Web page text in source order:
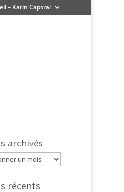
– Karin Caporal
archivés
récents